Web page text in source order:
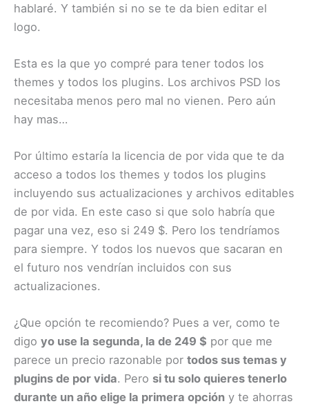
hablaré. Y también si no se te da bien editar el
logo.
Esta es la que yo compré para tener todos los
themes y todos los plugins. Los archivos PSD los
necesitaba menos pero mal no vienen. Pero aún
hay mas…​
Por último estaría la licencia de por vida que te da
acceso a todos los themes y todos los plugins
incluyendo sus actualizaciones y archivos editables
de por vida. En este caso si que solo habría que
pagar una vez, eso si 249 $. Pero los tendríamos
para siempre. Y todos los nuevos que sacaran en
el futuro nos vendrían incluidos con sus
actualizaciones.
¿Que opción te recomiendo? Pues a ver, como te
digo yo use la segunda, la de 249 $ por que me
parece un precio razonable por todos sus temas y
plugins de por vida. Pero si tu solo quieres tenerlo
durante un año elige la primera opción y te ahorras